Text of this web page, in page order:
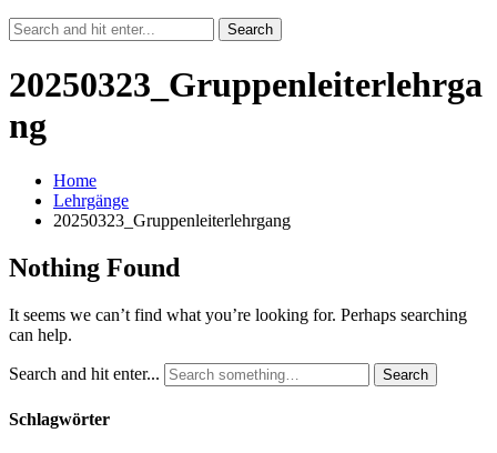
20250323_Gruppenleiterlehrga
ng
Home
Lehrgänge
20250323_Gruppenleiterlehrgang
Nothing Found
It seems we can’t find what you’re looking for. Perhaps searching
can help.
Search and hit enter...
Schlagwörter